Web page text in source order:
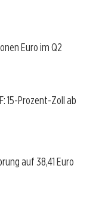
Euro im Q2
15-Prozent-Zoll ab
auf 38,41 Euro